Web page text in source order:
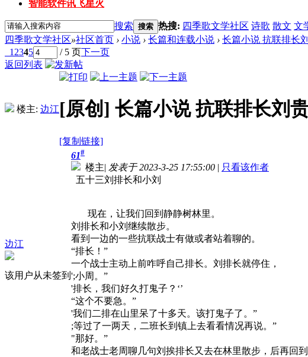
智能软件讯飞星火
搜索 搜索 热搜: 四季歌文学社区 诗歌 散文 文
四季歌文学社区»社区首页 › 小说 › 长篇和连载小说 › 长篇小说 抗联排长
1 2345 / 5 页下一页
返回列表
楼主: 边江[原创] 长篇小说 抗联排长刘
[复制链接]
边江
该用户从未签到
61#
楼主| 发表于 2023-3-25 17:55:00 | 只看该作者
五十三刘排长和小刘
现在，让我们回到静静树林里。
刘排长和小刘继续散步。
看到一边的一些抗联战士有做或者站着聊的。
“排长！”
一个战士主动上前咋呼自己排长。刘排长就停住，
';小周。”
'排长，我们好久打鬼子？‘’
“这个不要急。”
'我们二排在山里呆了十多天。该打鬼子了。”
;等过了一两天，二班长到镇上去看看情况再说。”
"那好。”
和老战士老周聊几句刘挨排长又去在林里散步，后再回